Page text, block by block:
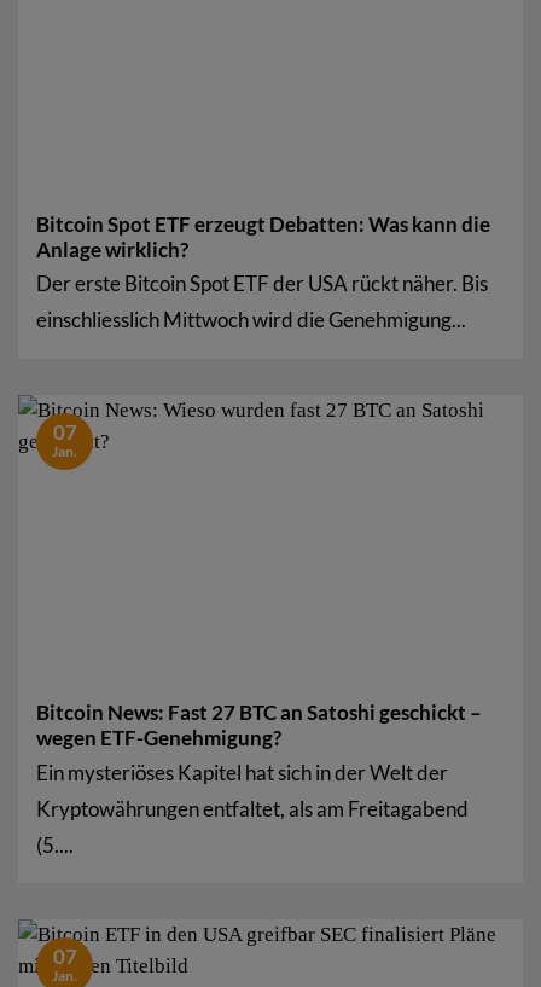
Bitcoin Spot ETF erzeugt Debatten: Was kann die
Anlage wirklich?
Der erste Bitcoin Spot ETF der USA rückt näher. Bis
einschliesslich Mittwoch wird die Genehmigung...
Bitcoin News: Fast 27 BTC an Satoshi geschickt –
wegen ETF-Genehmigung?
Ein mysteriöses Kapitel hat sich in der Welt der
Kryptowährungen entfaltet, als am Freitagabend
(5....
07
Jan.
07
Jan.